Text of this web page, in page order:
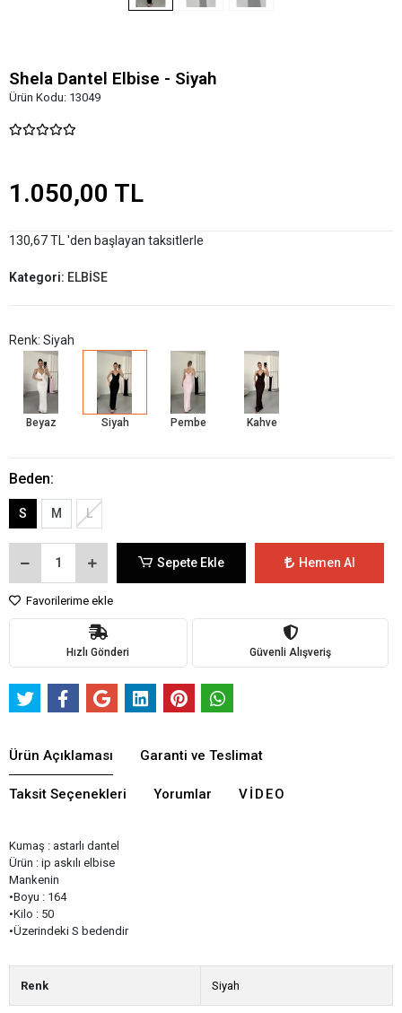
Shela Dantel Elbise - Siyah
Ürün Kodu: 13049
1.050,00 TL
130,67 TL 'den başlayan taksitlerle
Kategori: ELBİSE
Renk: Siyah
Beyaz Siyah Pembe Kahve
Beden:
S M L
Sepete Ekle Hemen Al
Favorilerime ekle
Hızlı Gönderi Güvenli Alışveriş
Ürün Açıklaması Garanti ve Teslimat
Taksit Seçenekleri Yorumlar VIDEO
Kumaş : astarlı dantel
Ürün : ip askılı elbise
Mankenin
•Boyu : 164
•Kilo : 50
•Üzerindeki S bedendir
Renk Siyah